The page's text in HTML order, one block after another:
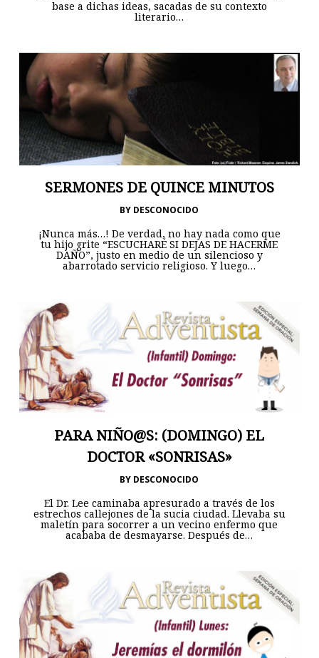
base a dichas ideas, sacadas de su contexto
literario…
SERMONES DE QUINCE MINUTOS
BY DESCONOCIDO
¡Nunca más…! De verdad, no hay nada como que
tu hijo grite “ESCUCHARÉ SI DEJAS DE HACERME
DAÑO”, justo en medio de un silencioso y
abarrotado servicio religioso. Y luego…
PARA NIÑO@S: (DOMINGO) EL
DOCTOR «SONRISAS»
BY DESCONOCIDO
El Dr. Lee caminaba apresurado a través de los
estrechos callejones de la sucia ciudad. Llevaba su
maletín para socorrer a un vecino enfermo que
acababa de desmayarse. Después de…